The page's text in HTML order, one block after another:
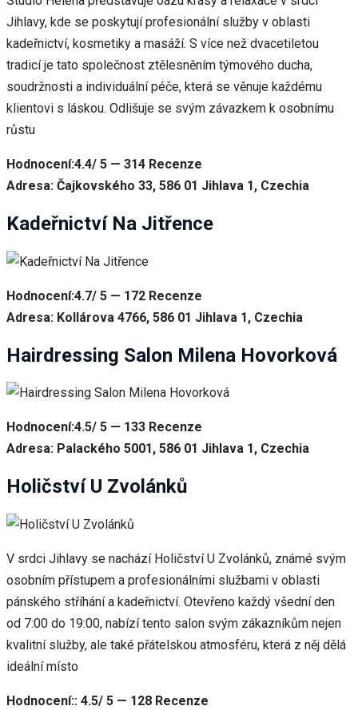
Jihlavy, kde se poskytují profesionální služby v oblasti
kadeřnictví, kosmetiky a masáží. S více než dvacetiletou
tradicí je tato společnost ztělesněním týmového ducha,
soudržnosti a individuální péče, která se věnuje každému
klientovi s láskou. Odlišuje se svým závazkem k osobnímu
růstu
Hodnocení:4.4/ 5 — 314 Recenze
Adresa: Čajkovského 33, 586 01 Jihlava 1, Czechia
Kadeřnictví Na Jitřence
Hodnocení:4.7/ 5 — 172 Recenze
Adresa: Kollárova 4766, 586 01 Jihlava 1, Czechia
Hairdressing Salon Milena Hovorková
Hodnocení:4.5/ 5 — 133 Recenze
Adresa: Palackého 5001, 586 01 Jihlava 1, Czechia
Holičství U Zvolánků
V srdci Jihlavy se nachází Holičství U Zvolánků, známé svým
osobním přístupem a profesionálními službami v oblasti
pánského stříhání a kadeřnictví. Otevřeno každý všední den
od 7:00 do 19:00, nabízí tento salon svým zákazníkům nejen
kvalitní služby, ale také přátelskou atmosféru, která z něj dělá
ideální místo
Hodnocení:: 4.5/ 5 — 128 Recenze